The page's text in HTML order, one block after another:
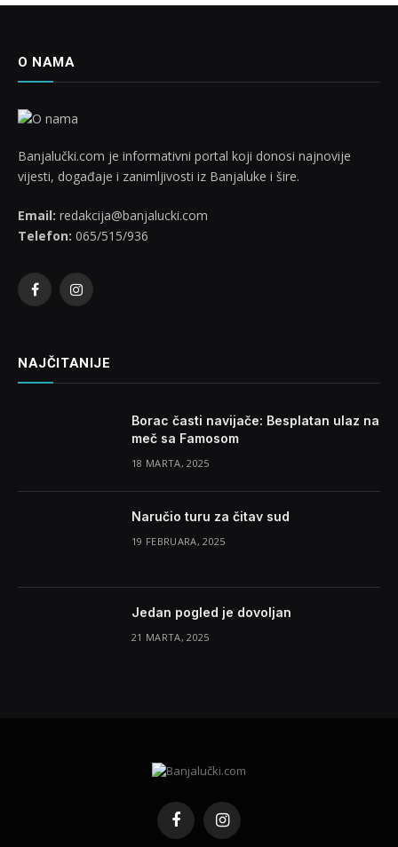
O NAMA
Banjalučki.com je informativni portal koji donosi najnovije
vijesti, događaje i zanimljivosti iz Banjaluke i šire.
Email: redakcija@banjalucki.com
Telefon: 065/515/936
FacebookInstagram
NAJČITANIJE
Borac časti navijače: Besplatan ulaz na
meč sa Famosom
18 MARTA, 2025
Naručio turu za čitav sud
19 FEBRUARA, 2025
Jedan pogled je dovoljan
21 MARTA, 2025
FacebookInstagram